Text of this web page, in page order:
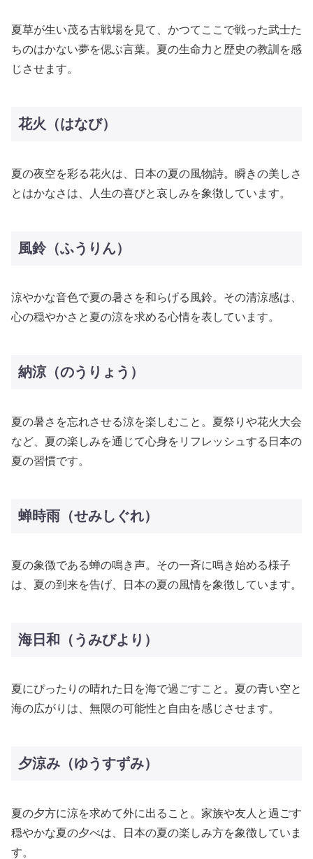
夏草が生い茂る古戦場を見て、かつてここで戦った武士た
ちのはかない夢を偲ぶ言葉。夏の生命力と歴史の教訓を感
じさせます。
花火（はなび）
夏の夜空を彩る花火は、日本の夏の風物詩。瞬きの美しさ
とはかなさは、人生の喜びと哀しみを象徴しています。
風鈴（ふうりん）
涼やかな音色で夏の暑さを和らげる風鈴。その清涼感は、
心の穏やかさと夏の涼を求める心情を表しています。
納涼（のうりょう）
夏の暑さを忘れさせる涼を楽しむこと。夏祭りや花火大会
など、夏の楽しみを通じて心身をリフレッシュする日本の
夏の習慣です。
蝉時雨（せみしぐれ）
夏の象徴である蝉の鳴き声。その一斉に鳴き始める様子
は、夏の到来を告げ、日本の夏の風情を象徴しています。
海日和（うみびより）
夏にぴったりの晴れた日を海で過ごすこと。夏の青い空と
海の広がりは、無限の可能性と自由を感じさせます。
夕涼み（ゆうすずみ）
夏の夕方に涼を求めて外に出ること。家族や友人と過ごす
穏やかな夏の夕べは、日本の夏の楽しみ方を象徴していま
す。